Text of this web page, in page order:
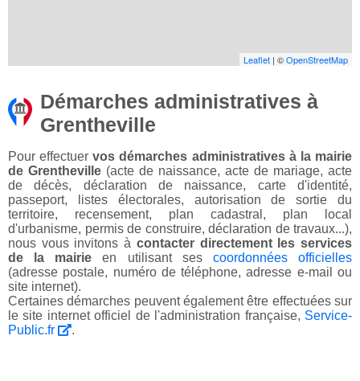
Leaflet | ©OpenStreetMap
Démarches administratives à
Grentheville
Pour effectuervos démarches administratives à la mairie
de Grentheville (acte de naissance, acte de mariage, acte
de décès, déclaration de naissance, carte d'identité,
passeport, listes électorales, autorisation de sortie du
territoire, recensement, plan cadastral, plan local
d'urbanisme, permis de construire, déclaration de travaux...),
nous vous invitons à contacter directement les services
de la mairie en utilisant ses coordonnées officielles
(adresse postale, numéro de téléphone, adresse e-mail ou
site internet).
Certaines démarches peuvent également être effectuées sur
le site internet officiel de l'administration française, Service-
Public.fr
.